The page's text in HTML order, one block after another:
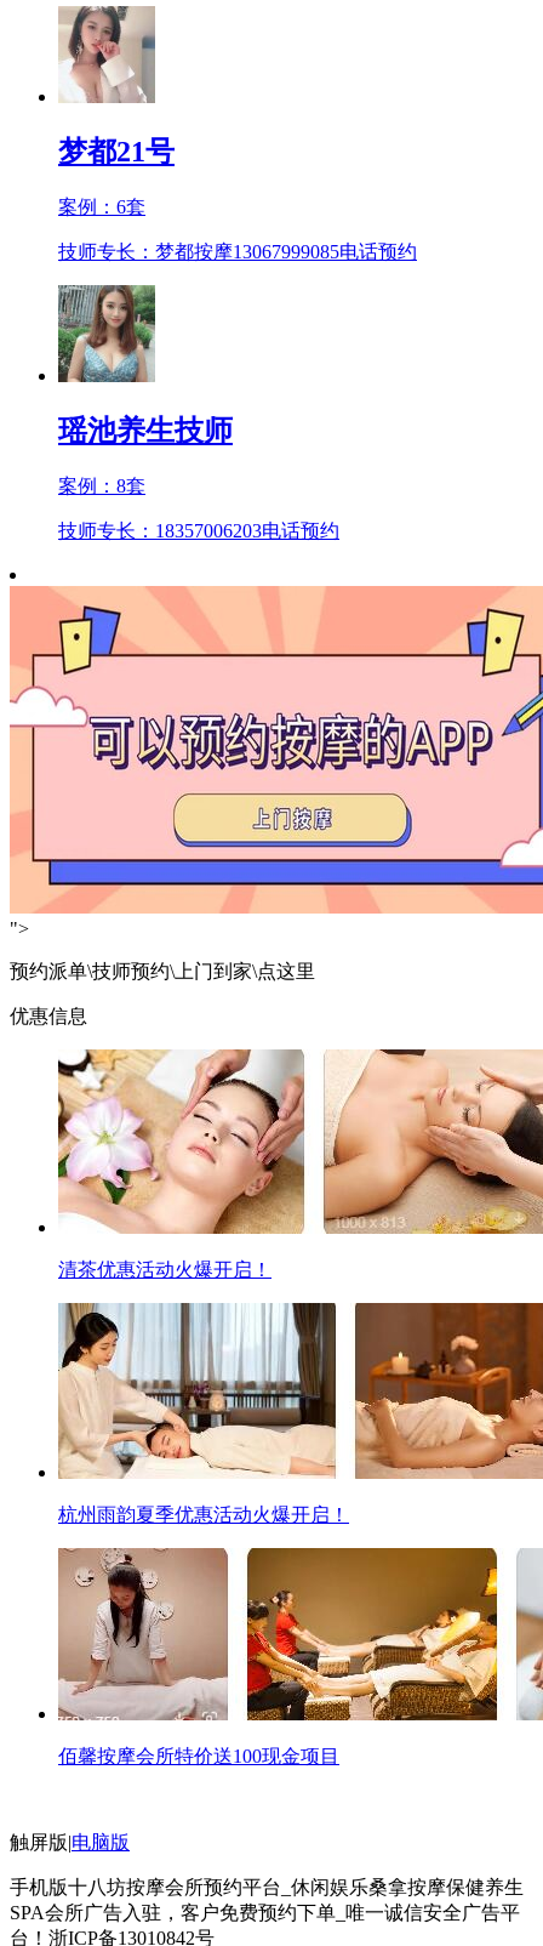
梦都21号
案例： 6套
技师专长：梦都按摩13067999085电话预约
瑶池养生技师
案例： 8套
技师专长：18357006203电话预约
">
预约派单\技师预约\上门到家\点这里
优惠信息
清茶优惠活动火爆开启！
杭州雨韵夏季优惠活动火爆开启！
佰馨按摩会所特价送100现金项目
触屏版|电脑版
手机版十八坊按摩会所预约平台_休闲娱乐桑拿按摩保健养生
SPA会所广告入驻，客户免费预约下单_唯一诚信安全广告平
台！ 浙ICP备13010842号